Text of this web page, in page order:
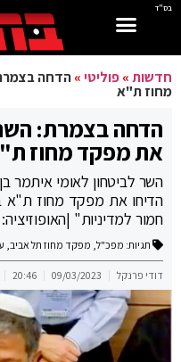
בס"ד
חדשות»פוליטי»הדחה
מחוז ת"א
הדחה בצמרת:
את מפקד מחוז
השר לביטחון לאומי איתמר
הדיחו את מפקד מחוז ת"א
חמור למדיניות" |האופוזיציה:
תגיות: מפכ"ל, מפקד מחוז תל אביב,
דודי פרנקל 09/03/2023
20:46